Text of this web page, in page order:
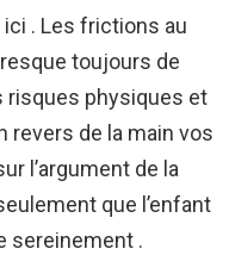
. Les frictions au
toujours de
risques physiques et
revers de la main vos
l’argument de la
que l’enfant
sereinement .